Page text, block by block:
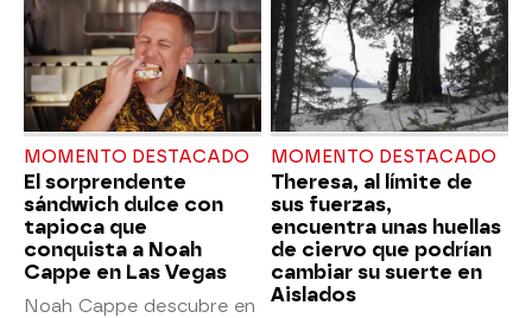
MOMENTO DESTACADO
El sorprendente
sándwich dulce con
tapioca que
conquista a Noah
Cappe en Las Vegas
Noah Cappe descubre en
MOMENTO DESTACADO
Theresa, al límite de
sus fuerzas,
encuentra unas huellas
de ciervo que podrían
cambiar su suerte en
Aislados